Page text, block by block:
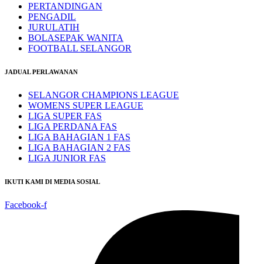
PERTANDINGAN
PENGADIL
JURULATIH
BOLASEPAK WANITA
FOOTBALL SELANGOR
JADUAL PERLAWANAN
SELANGOR CHAMPIONS LEAGUE
WOMENS SUPER LEAGUE
LIGA SUPER FAS
LIGA PERDANA FAS
LIGA BAHAGIAN 1 FAS
LIGA BAHAGIAN 2 FAS
LIGA JUNIOR FAS
IKUTI KAMI DI MEDIA SOSIAL
Facebook-f